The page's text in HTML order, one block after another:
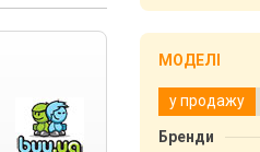
МОДЕЛІ
у продажу
Бренди